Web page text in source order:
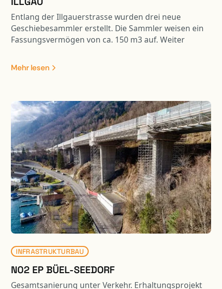
Entlang der Illgauerstrasse wurden drei neue
Geschiebesammler erstellt. Die Sammler weisen ein
Fassungsvermögen von ca. 150 m3 auf. Weiter
Gesamtlänge von ca. 190 m erstellt. Die Arbeiten
erfolgten unter Verkehr.
Mehr lesen
INFRASTRUKTURBAU
N02 EP BÜEL-SEEDORF
Gesamtsanierung unter Verkehr. Erhaltungsprojekt